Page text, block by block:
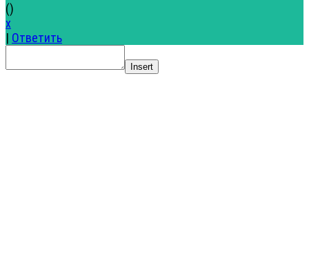
()
x
| Ответить
Insert